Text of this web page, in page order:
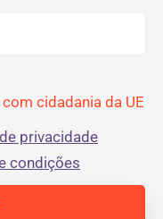
cidadania da UE
privacidade
condições